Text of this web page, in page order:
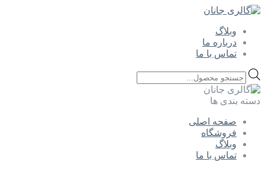
وبلاگ
درباره ما
تماس با ما
Products
search
دسته بندی ها
صفحه اصلی
فروشگاه
وبلاگ
تماس با ما